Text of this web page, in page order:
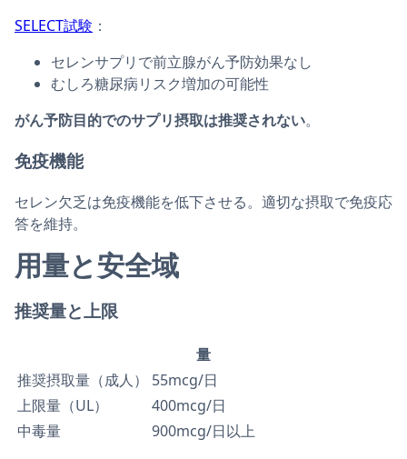
SELECT試験 ：
セレンサプリで前立腺がん予防効果なし
むしろ糖尿病リスク増加の可能性
がん予防目的でのサプリ摂取は推奨されない。
免疫機能
セレン欠乏は免疫機能を低下させる。適切な摂取で免疫応
答を維持。
用量と安全域
推奨量と上限
量
推奨摂取量（成人）
55mcg/日
上限量（UL）
400mcg/日
中毒量
900mcg/日以上